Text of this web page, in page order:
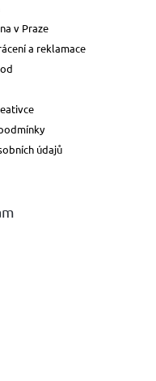
v Praze
a reklamace
údajů